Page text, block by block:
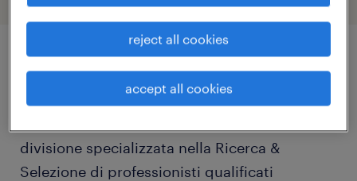
job details
divisione specializzata nella Ricerca &
Selezione di professionisti qualificati
reject all cookies
accept all cookies